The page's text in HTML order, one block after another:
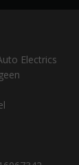
Electrics